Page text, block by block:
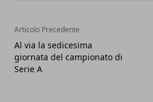
Articolo Precedente
Al via la sedicesima
giornata del campionato di
Serie A